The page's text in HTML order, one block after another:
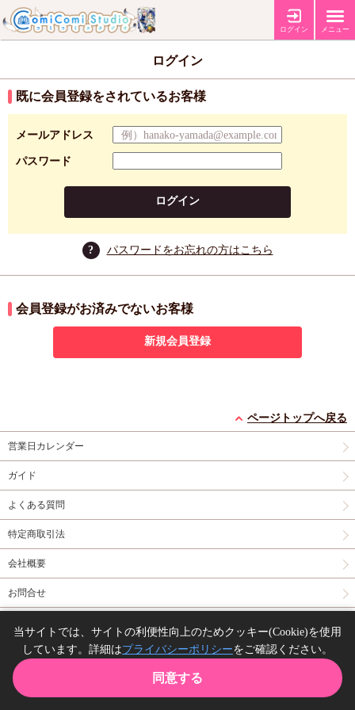
ログイン メニュー
ログイン
既に会員登録をされているお客様
メールアドレス
パスワード
ログイン
? パスワードをお忘れの方はこちら
会員登録がお済みでないお客様
新規会員登録
ページトップへ戻る
営業日カレンダー
ガイド
よくある質問
特定商取引法
会社概要
お問合せ
Copyright(C) comicomi studio. All right reserved.
当サイトでは、サイトの利便性向上のためクッキー(Cookie)を使用
しています。詳細はプライバシーポリシーをご確認ください。
同意する